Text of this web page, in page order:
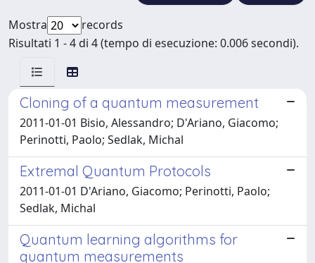
Mostra
records
Risultati 1 - 4 di 4 (tempo di esecuzione: 0.006 secondi).
Cloning of a quantum measurement
2011-01-01 Bisio, Alessandro; D'Ariano, Giacomo;
Perinotti, Paolo; Sedlak, Michal
Extremal Quantum Protocols
2011-01-01 D'Ariano, Giacomo; Perinotti, Paolo;
Sedlak, Michal
Quantum learning algorithms for
quantum measurements